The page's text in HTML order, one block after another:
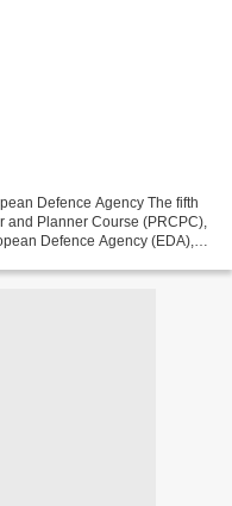
Defence Agency The fifth
Planner Course (PRCPC),
Defence Agency (EDA),